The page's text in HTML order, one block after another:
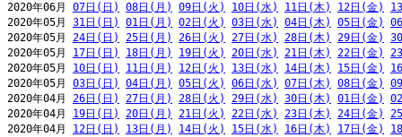
2020年06月 07日(日) 08日(月) 09日(火) 10日(水) 11日(木) 12日(金)
2020年05月 31日(日) 01日(月) 02日(火) 03日(水) 04日(木) 05日(金)
2020年05月 24日(日) 25日(月) 26日(火) 27日(水) 28日(木) 29日(金)
2020年05月 17日(日) 18日(月) 19日(火) 20日(水) 21日(木) 22日(金)
2020年05月 10日(日) 11日(月) 12日(火) 13日(水) 14日(木) 15日(金)
2020年05月 03日(日) 04日(月) 05日(火) 06日(水) 07日(木) 08日(金)
2020年04月 26日(日) 27日(月) 28日(火) 29日(水) 30日(木) 01日(金)
2020年04月 19日(日) 20日(月) 21日(火) 22日(水) 23日(木) 24日(金)
2020年04月 12日(日) 13日(月) 14日(火) 15日(水) 16日(木) 17日(金)